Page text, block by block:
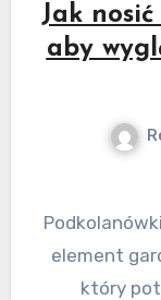
Jak
aby
element
który